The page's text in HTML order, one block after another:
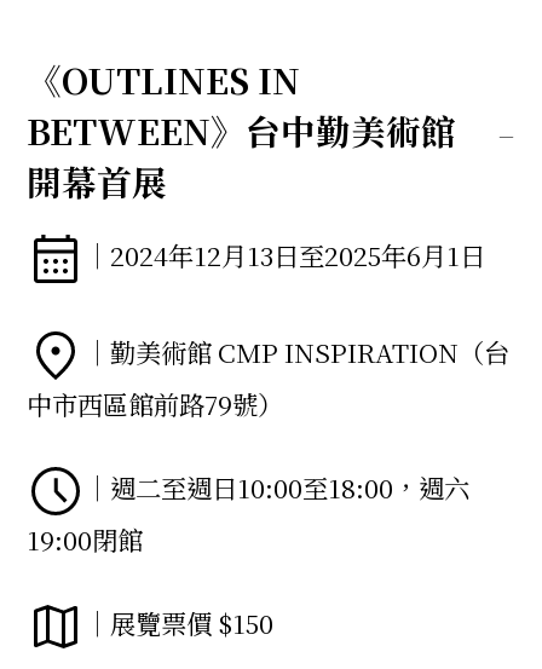
《OUTLINES IN
BETWEEN》台中勤美術館
開幕首展
｜2024年12月13日至2025年6月1日
｜勤美術館 CMP INSPIRATION（台
中市西區館前路79號）
｜週二至週日10:00至18:00，週六
19:00閉館
｜展覽票價 $150